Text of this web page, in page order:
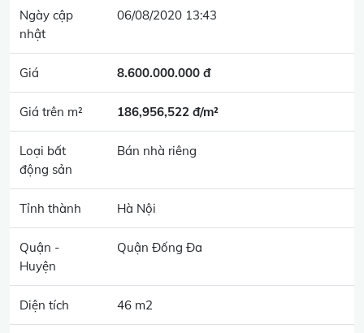
Ngày cập
nhật
06/08/2020 13:43
Giá 8.600.000.000 đ
Giá trên m² 186,956,522 đ/m²
Loại bất
động sản
Bán nhà riêng
Tỉnh thành Hà Nội
Quận -
Huyện
Quận Đống Đa
Diện tích 46 m2